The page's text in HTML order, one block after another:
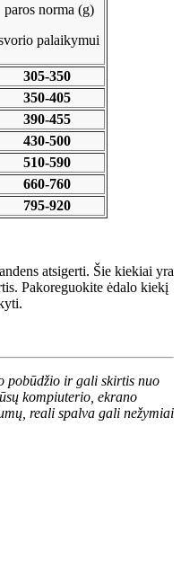
paros norma (g)
palaikymui
305-350
350-405
390-455
430-500
510-590
660-760
795-920
atsigerti. Šie kiekiai yra
Pakoreguokite ėdalo kiekį
pobūdžio ir gali skirtis nuo
kompiuterio, ekrano
reali spalva gali nežymiai